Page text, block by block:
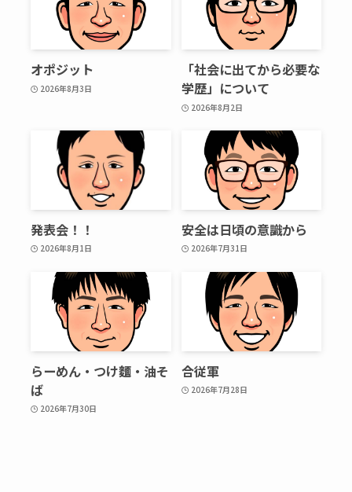
オポジット
2026年8月3日
「社会に出てから必要な
学歴」について
2026年8月2日
発表会！！
2026年8月1日
安全は日頃の意識から
2026年7月31日
らーめん・つけ麵・油そ
ば
2026年7月30日
合従軍
2026年7月28日